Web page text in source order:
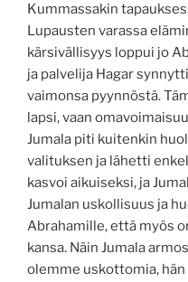
Kummassakin
Lupausten varassa
kärsivällisyys loppui jo
ja palvelija Hagar
vaimonsa pyynnöstä.
lapsi, vaan
Jumala piti kuitenkin
valituksen ja lähetti
kasvoi aikuiseksi, ja
Jumalan uskollisuus ja
Abrahamille, että myös
kansa. Näin Jumala
olemme uskottomia,